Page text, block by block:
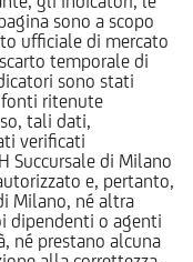
sono a scopo
ufficiale di mercato
temporale di
sono stati
ritenute
tali dati,
verificati
Succursale di Milano
e, pertanto,
Milano, né altra
dipendenti o agenti
né prestano alcuna